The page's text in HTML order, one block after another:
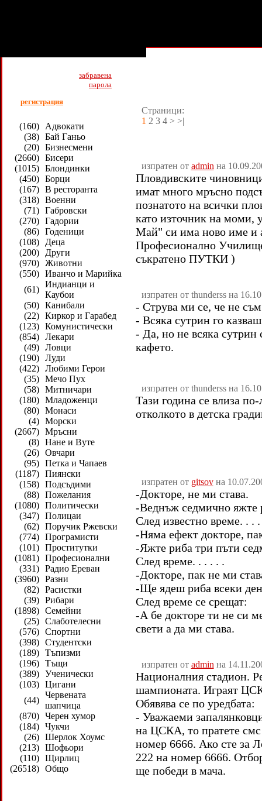
забравена
парола
регистрация
(160)
Адвокати
(38) Бай Ганьо
(20) Бизнесмени
(2660) Бисери
(1015) Блондинки
(450) Борци
(167) В ресторанта
(318) Военни
(71) Габровски
(270) Гадории
(86) Годеници
(108)
Деца
(200)
Други
(970) Животни
(550) Иванчо и Марийка
(61)
Индианци и
Каубои
(50) Канибали
(22) Киркор и Гарабед
(123) Комунистически
(854) Лекари
(49) Ловци
(190) Луди
(422) Любими Герои
(35) Мечо Пух
(58) Митничари
(180) Младоженци
(80) Монаси
(4) Морски
(2667) Мръсни
(8) Нане и Вуте
(26) Овчари
(95) Петка и Чапаев
(1187) Пиянски
(158) Подсъдими
(88) Пожелания
(1080) Политически
(347) Полицаи
(62) Поручик Ржевски
(774) Програмисти
(101) Проститутки
(1081) Професионални
(331) Радио Ереван
(3960) Разни
(82) Расистки
(39) Рибари
(1898) Семейни
(25) Слаботелесни
(576) Спортни
(398) Студентски
(189) Тъпизми
(196) Тъщи
(389) Ученически
(103) Цигани
(44)
Червената
шапчица
(870) Черен хумор
(184) Чукчи
(26) Шерлок Хоумс
(213) Шофьори
(110) Щирлиц
(26518) Общо
Страници:
1 2 3 4 > >|
изпратен от admin на
Пловдивските
имат много мръсно
познатото на всички
като източник на моми,
Май" си има ново име и
Професионално
съкратено ПУТКИ )
изпратен от thunderss на
- Струва ми се, че не
- Всяка сутрин го
- Да, но не всяка сутрин
кафето.
изпратен от thunderss на
Тази година се влиза
отколкото в детска
изпратен от gitsovна
-Докторе, не ми става.
-Веднъж седмично яжте
След известно време. . .
-Няма ефект докторе,
-Яжте риба три пъти
След време. . . . . .
-Докторе, пак не ми
-Ще ядеш риба всеки
След време се срещат:
-А бе докторе ти не си
свети а да ми става.
изпратен от admin на
Националния стадион.
шампионата. Играят
Обявява се по уредбата:
- Уважаеми
на ЦСКА, то пратете смс
номер 6666. Ако сте за
222 на номер 6666.
ще победи в мача.